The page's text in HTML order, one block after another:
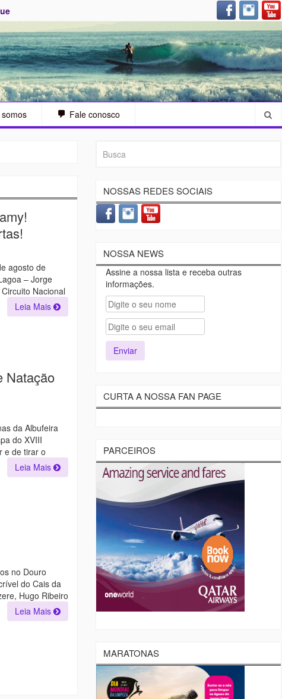
Fale conosco
agosto de
– Jorge
Nacional
Leia Mais
Natação
da Albufeira
do XVIII
e de tirar o
Leia Mais
no Douro
do Cais da
Hugo Ribeiro
Leia Mais
NOSSAS REDES SOCIAIS
NOSSA NEWS
Assine a nossa lista e receba outras
informações.
CURTA A NOSSA FAN PAGE
PARCEIROS
MARATONAS